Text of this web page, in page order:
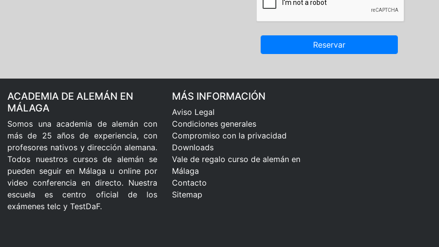
ACADEMIA DE ALEMÁN EN
MÁLAGA
Somos una academia de alemán con
más de 25 años de experiencia, con
profesores nativos y dirección alemana.
Todos nuestros cursos de alemán se
pueden seguir en Málaga u online por
video conferencia en directo. Nuestra
escuela es centro oficial de los
exámenes telc y TestDaF.
MÁS INFORMACIÓN
Aviso Legal
Condiciones generales
Compromiso con la privacidad
Downloads
Vale de regalo curso de alemán en
Málaga
Contacto
Sitemap